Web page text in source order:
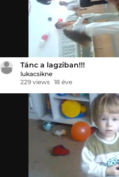
Tánc a lagziban!!!
lukacsikne
229 views 18 éve